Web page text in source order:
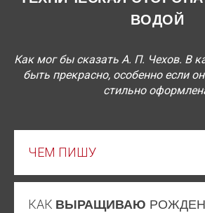
ВОДОЙ
Как мог бы сказать А. П. Чехов. В
быть прекрасно, особенно если
стильно
ЧЕМ ПИШУ
КАК ВЫРАЩИВАЮ